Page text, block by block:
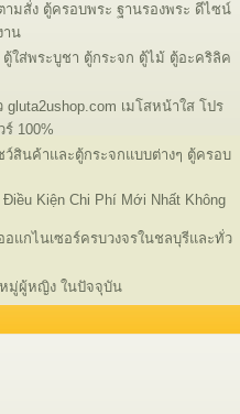
มสั่ง ตู้ครอบพระ ฐานรองพระ ดีไซน์
าน
ใส่พระบูชา ตู้กระจก ตู้ไม้ ตู้อะคริลิค
เมโสหน้าใส โปร
100%
สินค้าและตู้กระจกแบบต่างๆ ตู้ครอบ
Điều Kiện Chi Phí Mới Nhất Không
อแกไนเซอร์ครบวงจรในชลบุรีและทั่ว
มู่ผู้หญิง ในปัจจุบัน